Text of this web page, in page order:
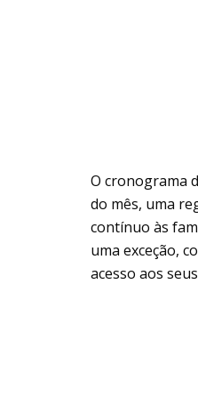
O cronograma
do mês, uma
contínuo às
uma exceção,
acesso aos